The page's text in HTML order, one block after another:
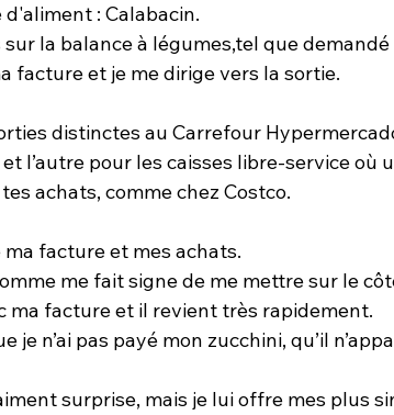
d'aliment : Calabacin.
la balance à légumes,tel que
facture et je me dirige vers la sortie.
distinctes au Carrefour
l’autre pour les caisses libre-service où
achats, comme chez Costco.
facture et mes achats.
me fait signe de me mettre sur le
ma facture et il revient très rapidement.
je n’ai pas payé mon zucchini, qu’il
surprise, mais je lui offre mes plus